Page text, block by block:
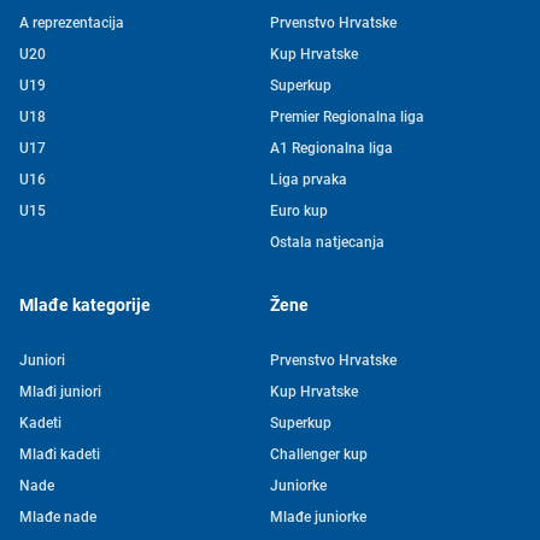
A reprezentacija
U20
U19
U18
U17
U16
U15
Prvenstvo Hrvatske
Kup Hrvatske
Superkup
Premier Regionalna liga
A1 Regionalna liga
Liga prvaka
Euro kup
Ostala natjecanja
Mlađe kategorije
Juniori
Mlađi juniori
Kadeti
Mlađi kadeti
Nade
Mlađe nade
Žene
Prvenstvo Hrvatske
Kup Hrvatske
Superkup
Challenger kup
Juniorke
Mlađe juniorke